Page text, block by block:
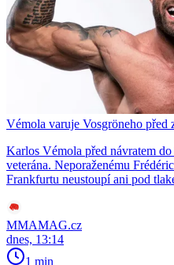
Vémola varuje Vosgröneho před
Karlos Vémola před návratem
veterána. Neporaženému
Frankfurtu neustoupí ani pod
MMAMAG.cz
dnes, 13:14
1 min